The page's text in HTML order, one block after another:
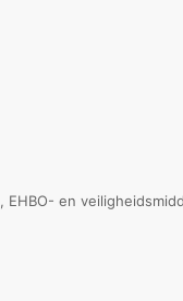
en